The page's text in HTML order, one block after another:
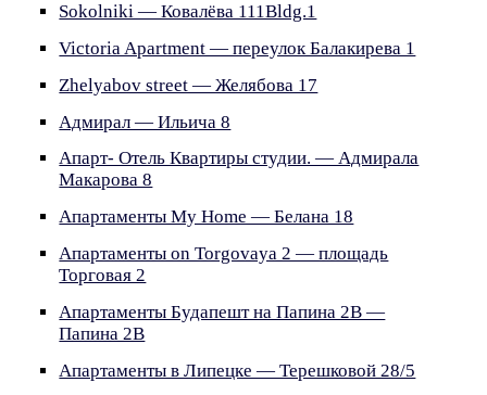
Sokolniki — Ковалёва 111Bldg.1
Victoria Apartment — переулок Балакирева 1
Zhelyabov street — Желябова 17
Адмирал — Ильича 8
Апарт- Отель Квартиры студии. — Адмирала
Макарова 8
Апартаменты My Home — Белана 18
Апартаменты on Torgovaya 2 — площадь
Торговая 2
Апартаменты Будапешт на Папина 2В —
Папина 2В
Апартаменты в Липецке — Терешковой 28/5